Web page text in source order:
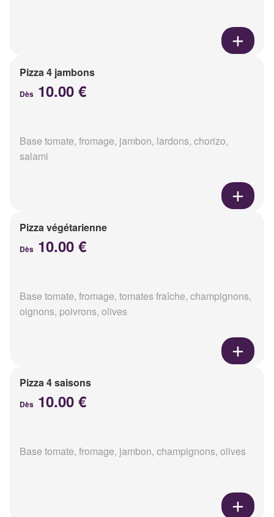
Pizza 4 jambons
Dès 10.00 €
Base tomate, fromage, jambon, lardons, chorizo,
salami
Pizza végétarienne
Dès 10.00 €
Base tomate, fromage, tomates fraîche, champignons,
oignons, poivrons, olives
Pizza 4 saisons
Dès 10.00 €
Base tomate, fromage, jambon, champignons, olives